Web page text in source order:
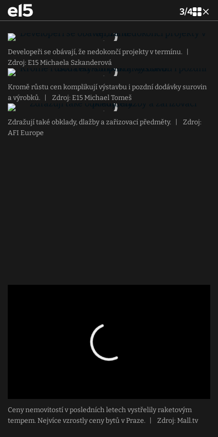
3/4
Developeři se obávají, že nedokončí projekty v termínu.
Zdroj: E15 Michaela Szkanderová
Kromě růstu cen komplikují výstavbu i pozdní dodávky surovin
a výrobků.
Zdroj: E15 Michael Tomeš
Zdražují také obklady, dlažby a zařizovací předměty.
Zdroj:
AFI Europe
Ceny nemovitostí v posledních letech vystřelily raketovým
tempem. Nejvíce vzrostly ceny bytů v Praze.
Zdroj: Mall.tv